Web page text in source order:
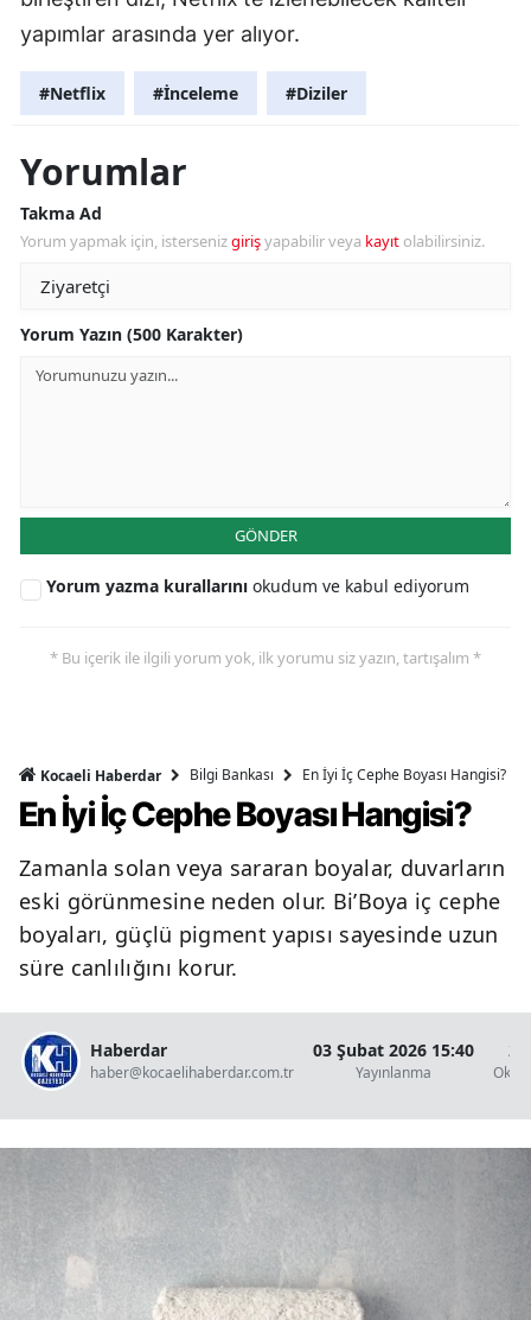
yapımlar arasında yer alıyor.
#Netflix #İnceleme #Diziler
Yorumlar
Takma Ad
Yorum yapmak için, istersenizgirişyapabilir veya kayıt olabilirsiniz.
Yorum Yazın (500 Karakter)
GÖNDER
Yorum yazma kurallarını okudum ve kabul ediyorum
* Bu içerik ile ilgili yorum yok, ilk yorumu siz yazın, tartışalım *
Kocaeli Haberdar Bilgi Bankası En İyi İç Cephe Boyası Hangisi?
En İyi İç Cephe Boyası Hangisi?
Zamanla solan veya sararan boyalar, duvarların
eski görünmesine neden olur. Bi’Boya iç cephe
boyaları, güçlü pigment yapısı sayesinde uzun
süre canlılığını korur.
Haberdar
haber@kocaelihaberdar.com.tr
03 Şubat 2026 15:40
Yayınlanma
2